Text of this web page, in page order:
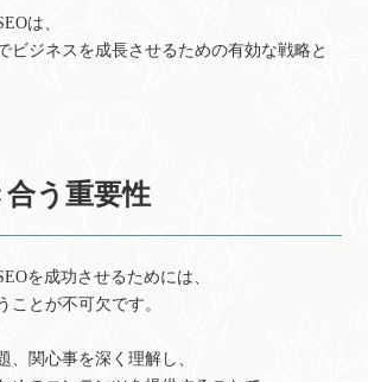
は、
ビジネスを成長させるための有効な戦略と
う重要性
を成功させるためには、
ことが不可欠です。
、関心事を深く理解し、